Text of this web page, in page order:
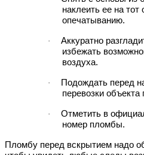
наклеить ее на
опечатыванию.
·
Аккуратно
избежать
воздуха.
·
Подождать перед
перевозки объекта
·
Отметить в
номер пломбы.
Пломбу перед вскрытием надо